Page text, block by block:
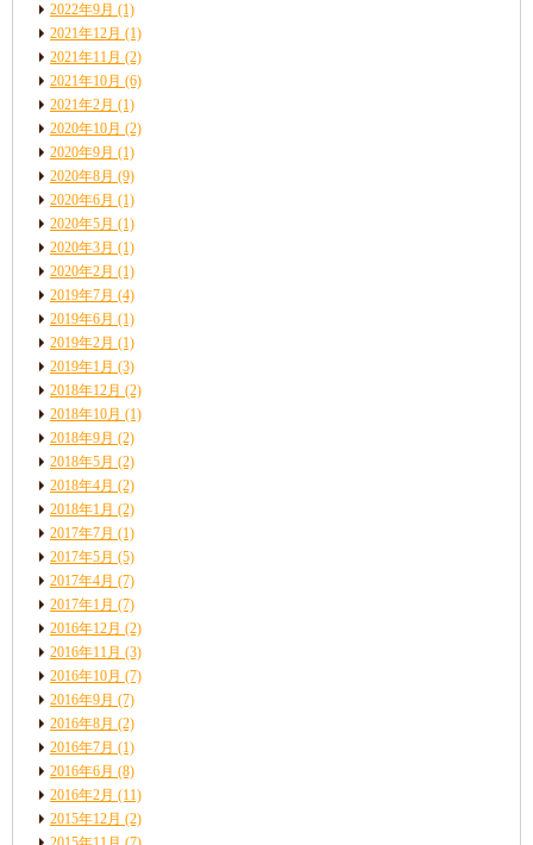
2022年9月 (1)
2021年12月 (1)
2021年11月 (2)
2021年10月 (6)
2021年2月 (1)
2020年10月 (2)
2020年9月 (1)
2020年8月 (9)
2020年6月 (1)
2020年5月 (1)
2020年3月 (1)
2020年2月 (1)
2019年7月 (4)
2019年6月 (1)
2019年2月 (1)
2019年1月 (3)
2018年12月 (2)
2018年10月 (1)
2018年9月 (2)
2018年5月 (2)
2018年4月 (2)
2018年1月 (2)
2017年7月 (1)
2017年5月 (5)
2017年4月 (7)
2017年1月 (7)
2016年12月 (2)
2016年11月 (3)
2016年10月 (7)
2016年9月 (7)
2016年8月 (2)
2016年7月 (1)
2016年6月 (8)
2016年2月 (11)
2015年12月 (2)